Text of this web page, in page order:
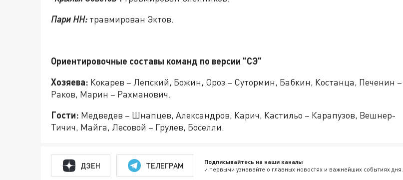
Пари НН: травмирован Эктов.
Ориентировочные составы команд по версии "СЭ"
Хозяева: Кокарев – Лепский, Божин, Ороз – Сутормин, Бабкин, Костанца, Печенин –
Раков, Марин – Рахманович.
Гости: Медведев – Шнапцев, Александров, Карич, Кастильо – Карапузов, Вешнер-
Тичич, Майга, Лесовой – Грулев, Боселли.
ДЗЕН ТЕЛЕГРАМ Подписывайтесь на наши каналы
и первыми узнавайте о главных новостях и важнейших событиях дня.